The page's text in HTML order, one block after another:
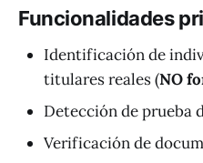
Funcionalidades
Identificación de
titulares reales (NO
Detección de prueba
Verificación de